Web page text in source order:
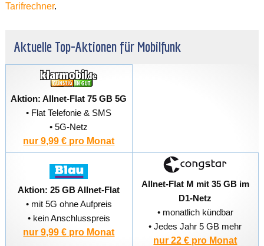
Tarifrechner.
Aktuelle Top-Aktionen für Mobilfunk
Aktion: Allnet-Flat 75 GB 5G
• Flat Telefonie & SMS
• 5G-Netz
nur 9,99 € pro Monat
Aktion: 25 GB Allnet-Flat
• mit 5G ohne Aufpreis
• kein Anschlusspreis
nur 9,99 € pro Monat
Allnet-Flat M mit 35 GB im
D1-Netz
• monatlich kündbar
• Jedes Jahr 5 GB mehr
nur 22 € pro Monat